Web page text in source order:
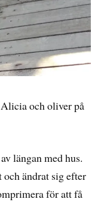
och oliver på
längan med hus.
ändrat sig efter
för att få